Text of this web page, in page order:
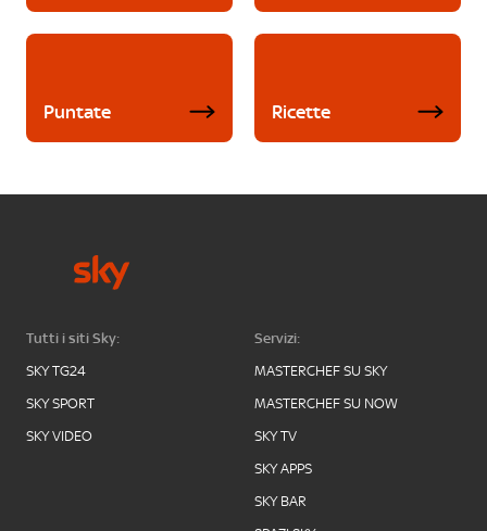
Puntate Ricette
Tutti i siti Sky:
SKY TG24
SKY SPORT
SKY VIDEO
Servizi:
MASTERCHEF SU SKY
MASTERCHEF SU NOW
SKY TV
SKY APPS
SKY BAR